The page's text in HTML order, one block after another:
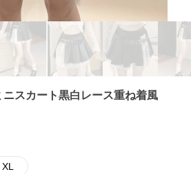
スカート黒白レース重ね着風
XL